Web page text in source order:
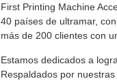
First Printing Machine
40 países de ultramar,
más de 200 clientes con
Estamos dedicados a
Respaldados por